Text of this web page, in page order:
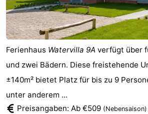
Ferienhaus Watervilla 9A verfügt über
und zwei Bädern. Diese freistehende
±140m² bietet Platz für bis zu 9
unter anderem ...
Preisangaben: Ab €509 (Nebensaison)